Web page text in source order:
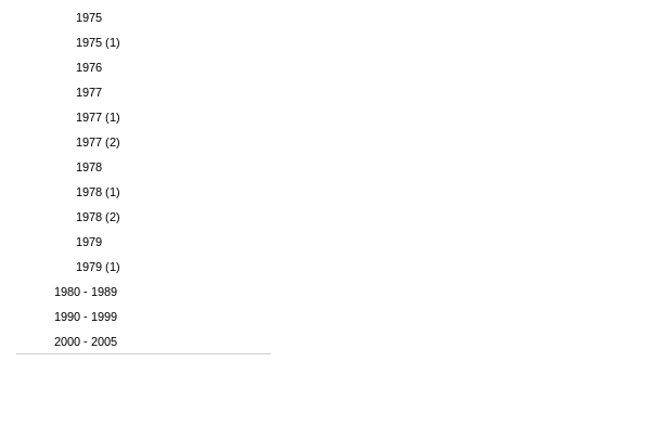
1975
1975 (1)
1976
1977
1977 (1)
1977 (2)
1978
1978 (1)
1978 (2)
1979
1979 (1)
1980 - 1989
1990 - 1999
2000 - 2005